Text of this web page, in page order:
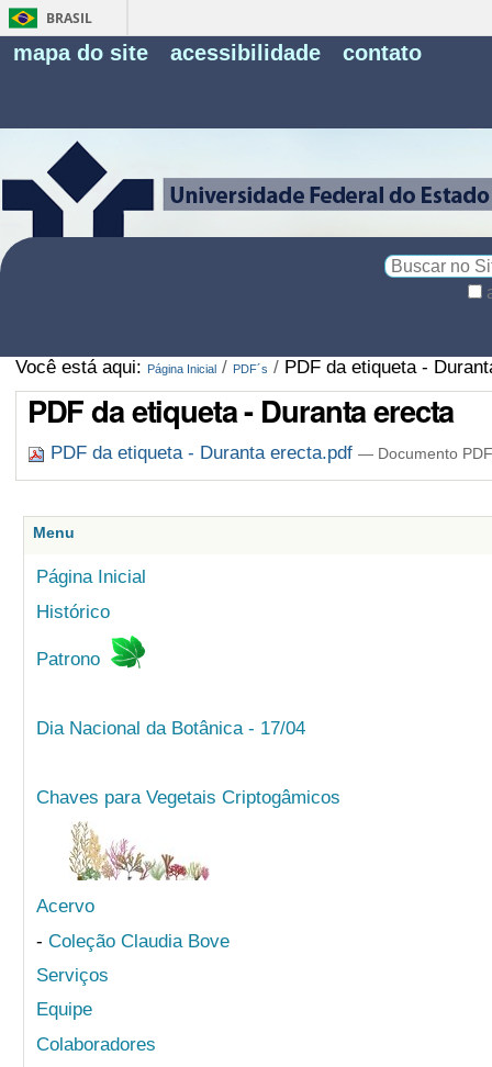
BRASIL
mapa do site acessibilidade contato
Você está aqui: Página Inicial / PDF´s / PDF da etiqueta -
PDF da etiqueta - Duranta erecta
PDF da etiqueta - Duranta erecta.pdf — Documento
Menu
Página Inicial
Histórico
Patrono
Dia Nacional da Botânica - 17/04
Chaves para Vegetais Criptogâmicos
Acervo
-Coleção Claudia Bove
Serviços
Equipe
Colaboradores